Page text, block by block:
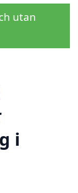
utan
i